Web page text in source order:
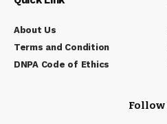
About Us
Terms and Condition
DNPA Code of Ethics
Follow